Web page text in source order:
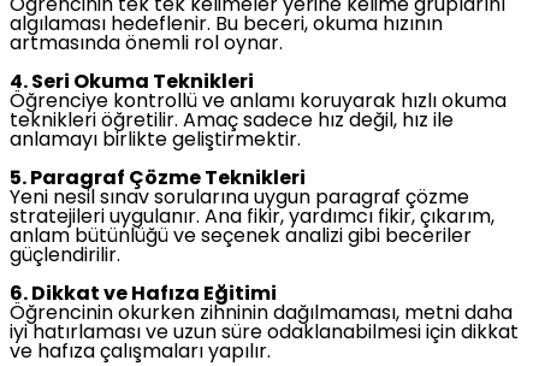
Öğrencinin tek tek kelimeler yerine kelime gruplarını
algılaması hedeflenir. Bu beceri, okuma hızının
artmasında önemli rol oynar.
4. Seri Okuma Teknikleri
Öğrenciye kontrollü ve anlamı koruyarak hızlı okuma
teknikleri öğretilir. Amaç sadece hız değil, hız ile
anlamayı birlikte geliştirmektir.
5. Paragraf Çözme Teknikleri
Yeni nesil sınav sorularına uygun paragraf çözme
stratejileri uygulanır. Ana fikir, yardımcı fikir, çıkarım,
anlam bütünlüğü ve seçenek analizi gibi beceriler
güçlendirilir.
6. Dikkat ve Hafıza Eğitimi
Öğrencinin okurken zihninin dağılmaması, metni daha
iyi hatırlaması ve uzun süre odaklanabilmesi için dikkat
ve hafıza çalışmaları yapılır.